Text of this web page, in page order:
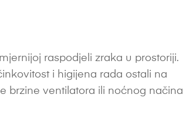
raspodjeli zraka u prostoriji.
i higijena rada ostali na
brzine ventilatora ili noćnog načina